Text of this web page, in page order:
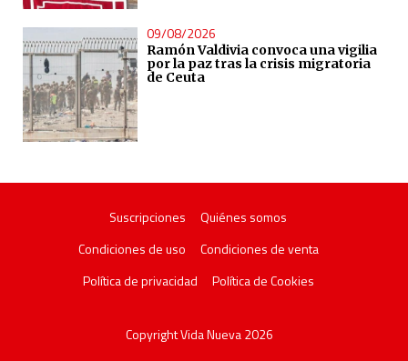
09/08/2026
Ramón Valdivia convoca una vigilia
por la paz tras la crisis migratoria
de Ceuta
Suscripciones
Quiénes somos
Condiciones de uso
Condiciones de venta
Política de privacidad
Política de Cookies
Copyright Vida Nueva 2026